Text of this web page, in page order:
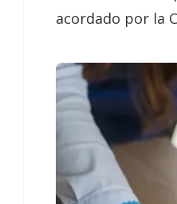
acordado por la